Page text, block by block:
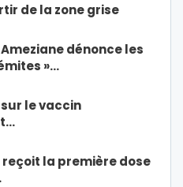
de la zone grise
dénonce les
»…
le vaccin
reçoit la première dose